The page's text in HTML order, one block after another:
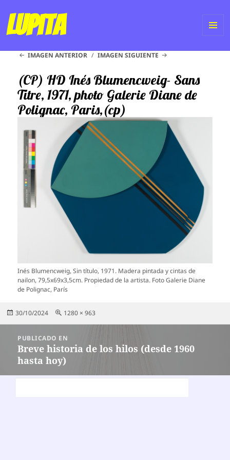
Lupita
IMAGEN ANTERIOR IMAGEN SIGUIENTE
(CP) HD Inés Blumencweig- Sans
Titre, 1971, photo Galerie Diane de
Polignac, Paris,(cp)
Inés Blumencweig, Sin título, 1971. Madera pintada y cintas de
nailon, 79,5x69x3,5cm. Propiedad de la artista. Foto Galerie Diane
de Polignac, París
Publicado
30/10/2024
Tamaño
1280 × 963
entradas
PUBLICADO EN
Breve historia de los hilos (desde 1960
hasta hoy)